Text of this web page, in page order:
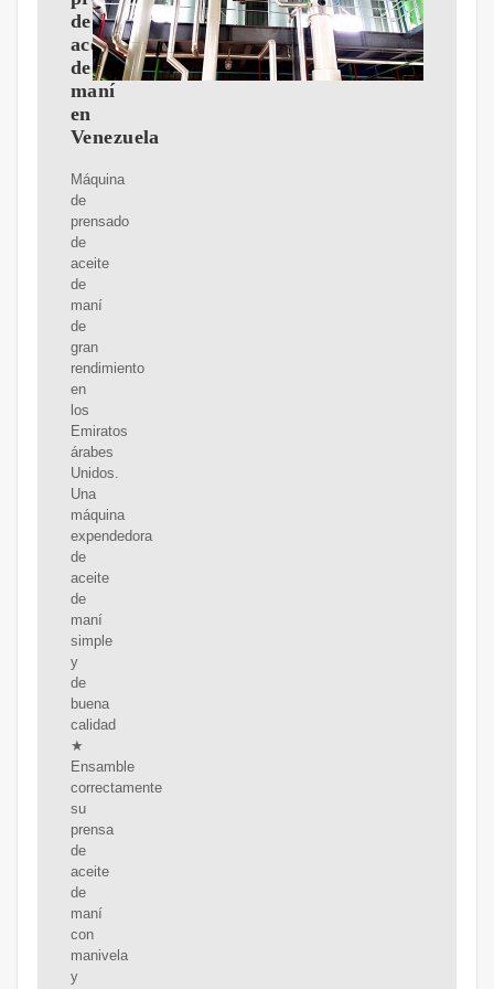
de
aceite
de
maní
en
Venezuela
Máquina
de
prensado
de
aceite
de
maní
de
gran
rendimiento
en
los
Emiratos
árabes
Unidos.
Una
máquina
expendedora
de
aceite
de
maní
simple
y
de
buena
calidad
★
Ensamble
correctamente
su
prensa
de
aceite
de
maní
con
manivela
y